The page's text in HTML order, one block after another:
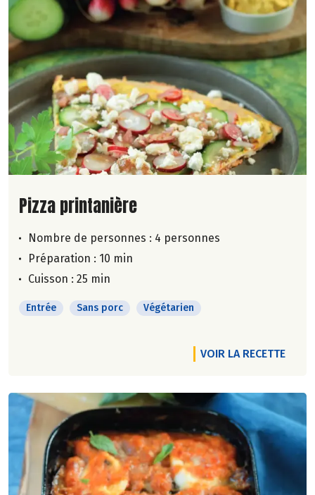
Lire la suite de la recette
Pizza printanière
Nombre de personnes : 4 personnes
Préparation : 10 min
Cuisson : 25 min
Entrée Sans porc Végétarien
VOIR LA RECETTE